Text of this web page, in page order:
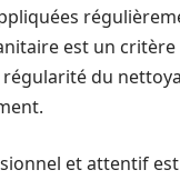
est un
du
et attentif